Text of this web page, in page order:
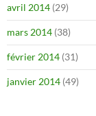
avril 2014 (29)
mars 2014 (38)
février 2014 (31)
janvier 2014 (49)